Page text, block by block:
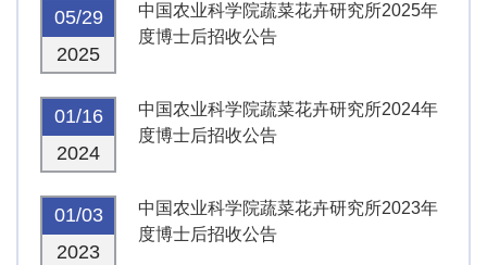
05/29
2025
中国农业科学院蔬菜花卉研究所2025年
度博士后招收公告
01/16
2024
中国农业科学院蔬菜花卉研究所2024年
度博士后招收公告
01/03
2023
中国农业科学院蔬菜花卉研究所2023年
度博士后招收公告